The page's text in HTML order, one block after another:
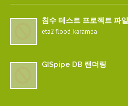
침수 테스트 프로젝트 파일
eta2 flood_karamea
GISpipe DB 랜더링